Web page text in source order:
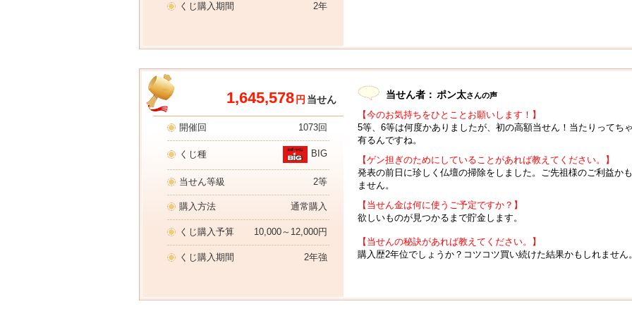
くじ購入期間 2年
1,645,578 円 当せん
開催回 1073回
くじ種 BIG
当せん等級 2等
購入方法 通常購入
くじ購入予算 10,000～12,000円
くじ購入期間 2年強
当せん者： ポン太さんの声
【今のお気持ちをひとことお願いします！】
5等、6等は何度かありましたが、初の高額当せん！当たりってち
有るんですね。
【ゲン担ぎのためにしていることがあれば教えてください。】
発表の前日に珍しく仏壇の掃除をしました。ご先祖様のご利益か
ません。
【当せん金は何に使うご予定ですか？】
欲しいものが見つかるまで貯金します。
【当せんの秘訣があれば教えてください。】
購入歴2年位でしょうか？コツコツ買い続けた結果かもしれません。